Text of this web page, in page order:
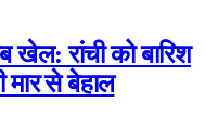
रांची को बारिश
से बेहाल